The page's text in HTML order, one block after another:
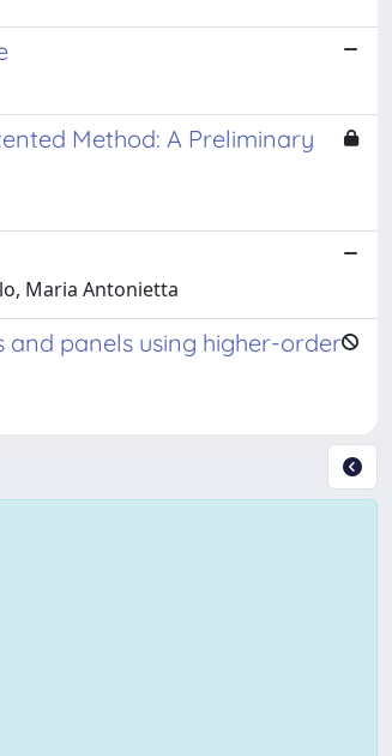
Method: A Preliminary
Maria Antonietta
panels using higher-order